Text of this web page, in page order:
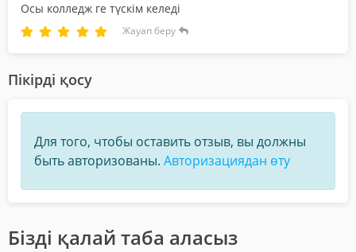
Осы колледж ге түскім келеді
Жауап беру
Пікірді қосу
Для того, чтобы оставить отзыв, вы должны
быть авторизованы. Авторизациядан өту
Бізді қалай таба аласыз